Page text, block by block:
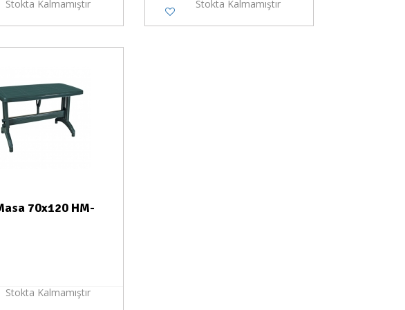
Stokta Kalmamıştır Stokta Kalmamıştır
70x120 HM-
Stokta Kalmamıştır